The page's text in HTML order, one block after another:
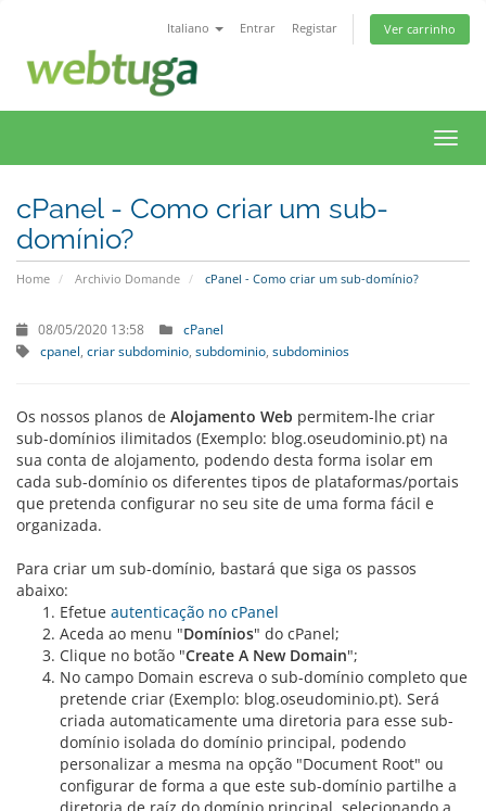
Italiano Entrar Registar Ver carrinho
Attiva
cPanel - Como criar um sub-
domínio?
Home Archivio Domande cPanel - Como criar um sub-domínio?
08/05/2020 13:58
cPanel
cpanel criar subdominio subdominio subdominios
Os nossos planos de Alojamento Web permitem-lhe criar
sub-domínios ilimitados (Exemplo: blog.oseudominio.pt) na
sua conta de alojamento, podendo desta forma isolar em
cada sub-domínio os diferentes tipos de plataformas/portais
que pretenda configurar no seu site de uma forma fácil e
organizada.
Para criar um sub-domínio, bastará que siga os passos
abaixo:
Efetue autenticação no cPanel
Aceda ao menu "Domínios" do cPanel;
Clique no botão "Create A New Domain";
No campo Domain escreva o sub-domínio completo que
pretende criar (Exemplo: blog.oseudominio.pt). Será
criada automaticamente uma diretoria para esse sub-
domínio isolada do domínio principal, podendo
personalizar a mesma na opção "Document Root" ou
configurar de forma a que este sub-domínio partilhe a